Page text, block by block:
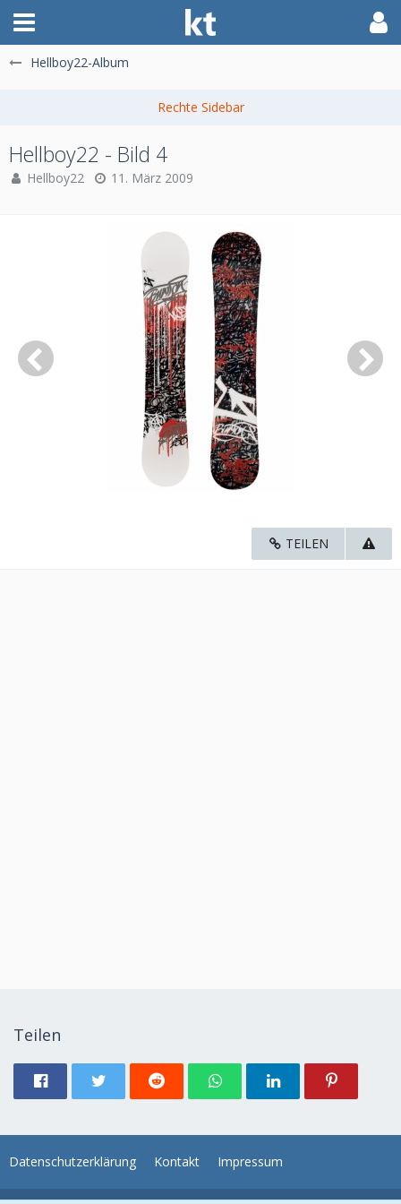
Hellboy22-Album
Hellboy22 - Bild 4
Hellboy22 11. März 2009
TEILEN
Teilen
Datenschutzerklärung Kontakt Impressum